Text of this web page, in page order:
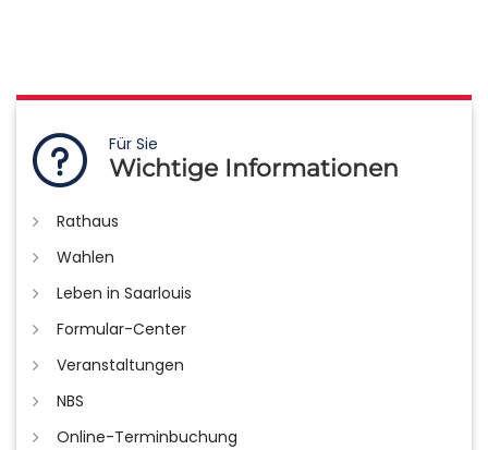
Für Sie
Wichtige Informationen
Rathaus
Wahlen
Leben in Saarlouis
Formular-Center
Veranstaltungen
NBS
Online-Terminbuchung